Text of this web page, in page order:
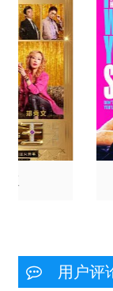
夜王
用户评